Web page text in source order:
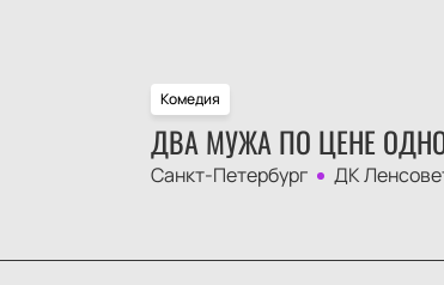
Комедия
ДВА МУЖА ПО ЦЕНЕ
Санкт-Петербург ДК